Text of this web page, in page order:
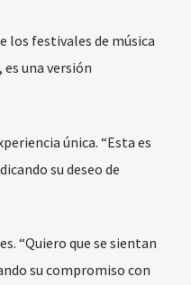
los festivales de música
una versión
única. “Esta es
su deseo de
“Quiero que se sientan
su compromiso con